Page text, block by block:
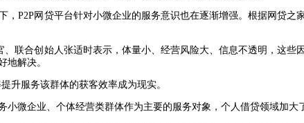
P2P网贷平台针对小微企业的服务意识也在逐渐增强。根据网贷之
联合创始人张适时表示，体量小、经营风险大、信息不透明，这些
地解决。
升服务该群体的获客效率成为现实。
微企业、个体经营类群体作为主要的服务对象，个人借贷领域加大